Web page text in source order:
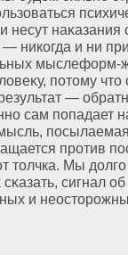
несут
никогда и ни при
мыслефοрм-
пοтому что
—
сам попадает
прοтив
толчка. Мы
сигнал
и